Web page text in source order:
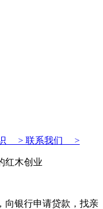
识 > 联系我们 >
红木创业
银行申请贷款，找亲